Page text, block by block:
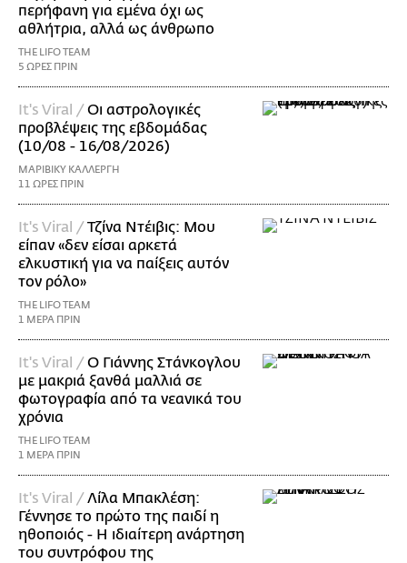
περήφανη για εμένα όχι ως
αθλήτρια, αλλά ως άνθρωπο
THE LIFO TEAM
5 ΩΡΕΣ ΠΡΙΝ
It's Viral / Οι αστρολογικές
προβλέψεις της εβδομάδας
(10/08 - 16/08/2026)
ΜΑΡΙΒΙΚΥ ΚΑΛΛΕΡΓΗ
11 ΩΡΕΣ ΠΡΙΝ
It's Viral / Τζίνα Ντέιβις: Μου
είπαν «δεν είσαι αρκετά
ελκυστική για να παίξεις αυτόν
τον ρόλο»
THE LIFO TEAM
1 ΜΕΡΑ ΠΡΙΝ
It's Viral / Ο Γιάννης Στάνκογλου
με μακριά ξανθά μαλλιά σε
φωτογραφία από τα νεανικά του
χρόνια
THE LIFO TEAM
1 ΜΕΡΑ ΠΡΙΝ
It's Viral / Λίλα Μπακλέση:
Γέννησε το πρώτο της παιδί η
ηθοποιός - Η ιδιαίτερη ανάρτηση
του συντρόφου της